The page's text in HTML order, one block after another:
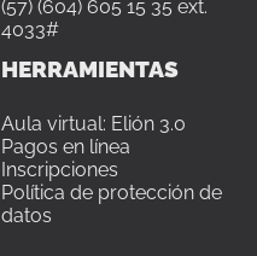
(57) (604) 605 15 35 ext.
4033#
HERRAMIENTAS
Aula virtual: Elión 3.0
Pagos en línea
Inscripciones
Política de protección de
datos